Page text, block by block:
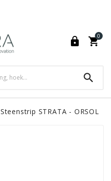
 
0

Steenstrip STRATA - ORSOL